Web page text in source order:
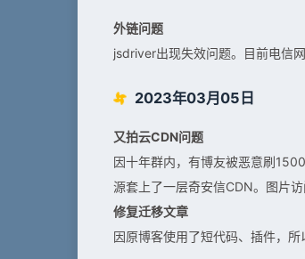
外链问题
jsdriver出现失效问题。目前电信
2023年03月05日
又拍云CDN问题
因十年群内，有博友被恶意刷
源套上了一层奇安信CDN。图片访
修复迁移文章
因原博客使用了短代码、插件，所